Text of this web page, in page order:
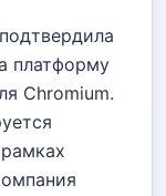
платформу
Chromium.